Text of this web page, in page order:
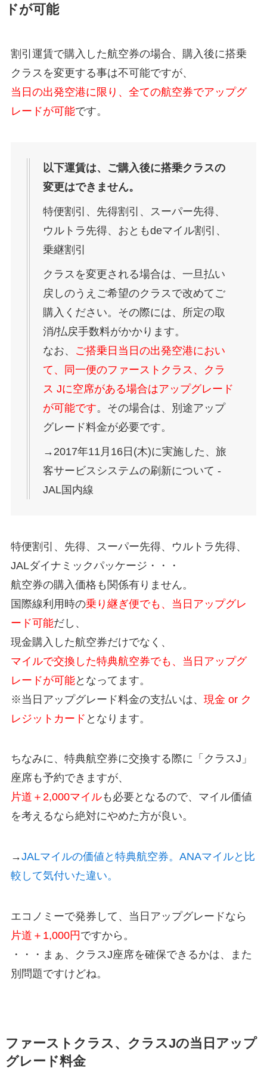
ドが可能
割引運賃で購入した航空券の場合、購入後に搭乗
クラスを変更する事は不可能ですが、
当日の出発空港に限り、全ての航空券でアップグ
レードが可能です。
以下運賃は、ご購入後に搭乗クラスの
変更はできません。
特便割引、先得割引、スーパー先得、
ウルトラ先得、おともdeマイル割引、
乗継割引
クラスを変更される場合は、一旦払い
戻しのうえご希望のクラスで改めてご
購入ください。その際には、所定の取
消/払戻手数料がかかります。
なお、
ご搭乗日当日の出発空港におい
て、同一便のファーストクラス、クラ
ス Jに空席がある場合はアップグレード
が可能です。その場合は、別途アップ
グレード料金が必要です。
→2017年11月16日(木)に実施した、旅
客サービスシステムの刷新について -
JAL国内線
特便割引、先得、スーパー先得、ウルトラ先得、
JALダイナミックパッケージ・・・
航空券の購入価格も関係有りません。
国際線利用時の乗り継ぎ便でも、当日アップグレ
ード可能だし、
現金購入した航空券だけでなく、
マイルで交換した特典航空券でも、当日アップグ
レードが可能となってます。
※当日アップグレード料金の支払いは、 現金 or ク
レジットカード となります。
ちなみに、特典航空券に交換する際に「クラスJ」
座席も予約できますが、
片道＋2,000マイルも必要となるので、マイル価値
を考えるなら絶対にやめた方が良い。
→JALマイルの価値と特典航空券。ANAマイルと比
較して気付いた違い。
エコノミーで発券して、当日アップグレードなら
片道＋1,000円 ですから。
・・・まぁ、クラスJ座席を確保できるかは、また
別問題ですけどね。
ファーストクラス、クラスJの当日アップ
グレード料金